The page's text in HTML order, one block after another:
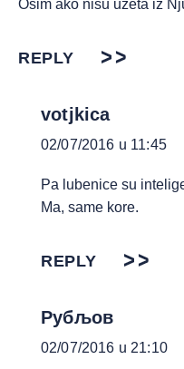
Osim ako nisu uzeta iz
REPLY
votjkica
02/07/2016 u 11:45
Pa lubenice su
Ma, same kore.
REPLY
Рубљов
02/07/2016 u 21:10